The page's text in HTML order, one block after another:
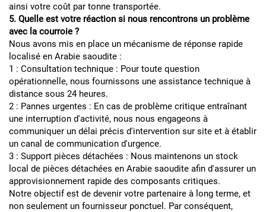
ainsi votre coût par tonne transportée.
5. Quelle est votre réaction si nous rencontrons un problème
avec la courroie ?
Nous avons mis en place un mécanisme de réponse rapide
localisé en Arabie saoudite :
1 : Consultation technique : Pour toute question
opérationnelle, nous fournissons une assistance technique à
distance sous 24 heures.
2 : Pannes urgentes : En cas de problème critique entraînant
une interruption d'activité, nous nous engageons à
communiquer un délai précis d'intervention sur site et à établir
un canal de communication d'urgence.
3 : Support pièces détachées : Nous maintenons un stock
local de pièces détachées en Arabie saoudite afin d'assurer un
approvisionnement rapide des composants critiques.
Notre objectif est de devenir votre partenaire à long terme, et
non seulement un fournisseur ponctuel. Par conséquent,